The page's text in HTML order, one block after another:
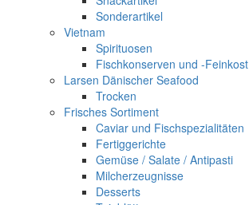
Sonderartikel
Vietnam
Spirituosen
Fischkonserven und -Feinkost
Larsen Dänischer Seafood
Trocken
Frisches Sortiment
Caviar und Fischspezialitäten
Fertiggerichte
Gemüse / Salate / Antipasti
Milcherzeugnisse
Desserts